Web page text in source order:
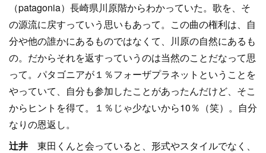
（patagonia）長崎県川原階からわかっていた。歌を、そ
の源流に戻すっていう思いもあって。この曲の権利は、自
分や他の誰かにあるものではなくて、川原の自然にあるも
の。だからそれを返すっていうのは当然のことだなって思
って。パタゴニアが１％フォーザプラネットということを
やっていて、自分も参加したことがあったんだけど、そこ
からヒントを得て。１％じゃ少ないから10％（笑）。自分
なりの恩返し。
辻井 東田くんと会っていると、形式やスタイルでなく、